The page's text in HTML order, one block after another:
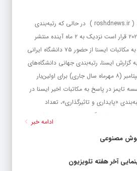
پایگاه خبری و تحلیلی رشد ( roshdnews.ir ) در حالی که رتبه‌بندی
جهانی دانشگاه‌های تایمز ۲۰۲۷ قرار است نزدیک به ۲ ماه آینده منتشر
شود، این موسسه در پاسخ به مکاتبات ایسنا از حضور ۷۵ دانشگاه ایرانی
۲۰۲۷ خبر دد. به گزارش ایسنا، رتبه‌بندی جهانی دانشگاه‌های
تایمز ۲۰۲۷، قرار است ۳۰ سپتامبر (۸ مهرماه سال جاری) برای اولین‌بار
تایمز در پاسخ به مکاتبات اخیر ایسنا در
«پایداری و تاثیرگذاری»، تعداد
در این رتبه‌بندی...
ادامه خبر
هوش مصنوعی
آخر هفته تلویزیون